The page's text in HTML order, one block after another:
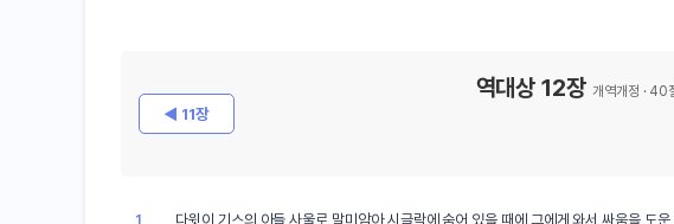
◀ 11장
역대상 12장 개역개정 · 40
다윗 이 기스의 아들 사울로 말미암아시글락에 숨어 있을 때에 그에게 와서싸움을 도운